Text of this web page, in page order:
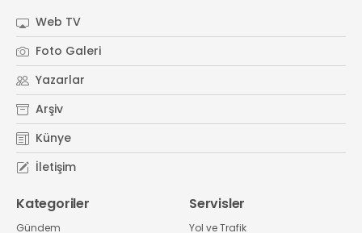
Web TV
Foto Galeri
Yazarlar
Arşiv
Künye
İletişim
Kategoriler
Gündem
Servisler
Yol ve Trafik